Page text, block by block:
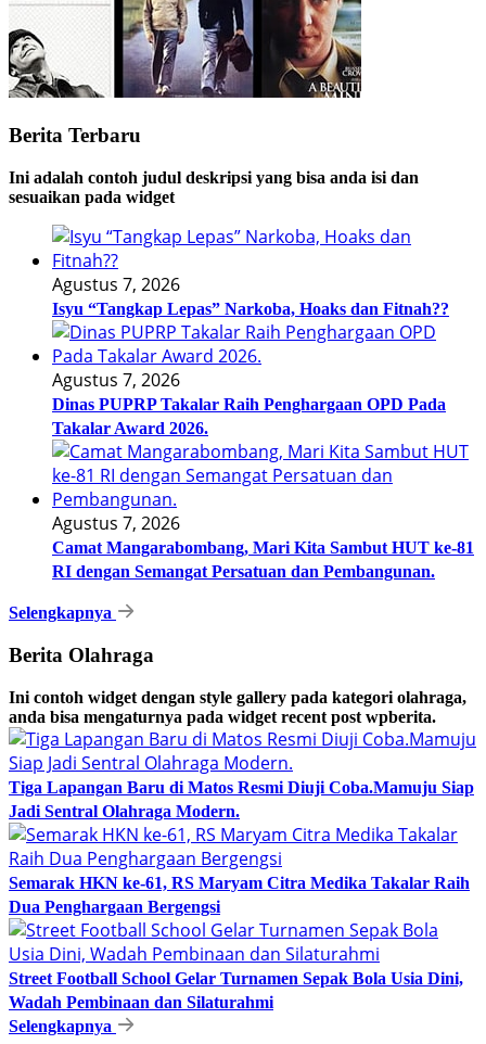
Berita Terbaru
Ini adalah contoh judul deskripsi yang bisa anda isi dan
sesuaikan pada widget
Agustus 7, 2026
Isyu “Tangkap Lepas” Narkoba, Hoaks dan Fitnah??
Agustus 7, 2026
Dinas PUPRP Takalar Raih Penghargaan OPD Pada
Takalar Award 2026.
Agustus 7, 2026
Camat Mangarabombang, Mari Kita Sambut HUT ke-81
RI dengan Semangat Persatuan dan Pembangunan.‍
Selengkapnya
Berita Olahraga
Ini contoh widget dengan style gallery pada kategori olahraga,
anda bisa mengaturnya pada widget recent post wpberita.
Tiga Lapangan Baru di Matos Resmi Diuji Coba.Mamuju Siap
Jadi Sentral Olahraga Modern.
Semarak HKN ke-61, RS Maryam Citra Medika Takalar Raih
Dua Penghargaan Bergengsi
Street Football School Gelar Turnamen Sepak Bola Usia Dini,
Wadah Pembinaan dan Silaturahmi
Selengkapnya